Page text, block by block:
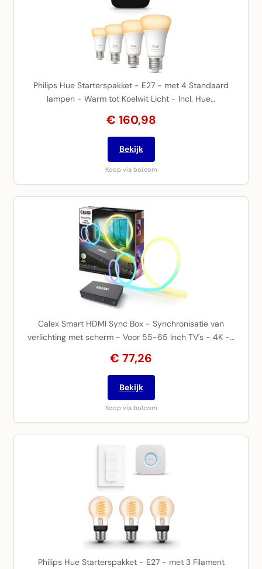
Philips Hue Starterspakket - E27 - met 4 Standaard
lampen - Warm tot Koelwit Licht - Incl. Hue…
€ 160,98
Bekijk
Koop via bol.com
Calex Smart HDMI Sync Box - Synchronisatie van
verlichting met scherm - Voor 55-65 Inch TV's - 4K -…
€ 77,26
Bekijk
Koop via bol.com
Philips Hue Starterspakket - E27 - met 3 Filament